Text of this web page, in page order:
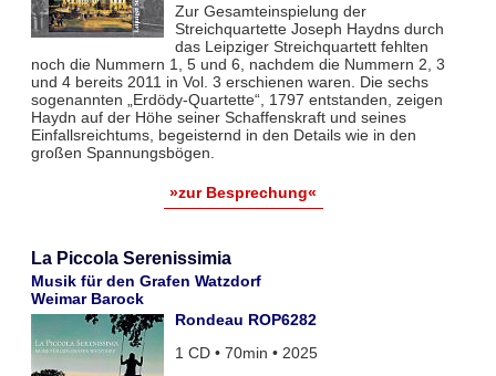
Zur Gesamteinspielung der
Streichquartette Joseph Haydns durch
das Leipziger Streichquartett fehlten
noch die Nummern 1, 5 und 6, nachdem die Nummern 2, 3
und 4 bereits 2011 in Vol. 3 erschienen waren. Die sechs
sogenannten „Erdödy-Quartette“, 1797 entstanden, zeigen
Haydn auf der Höhe seiner Schaffenskraft und seines
Einfallsreichtums, begeisternd in den Details wie in den
großen Spannungsbögen.
»zur Besprechung«
La Piccola Serenissimia
Musik für den Grafen Watzdorf
Weimar Barock
Rondeau ROP6282
1 CD • 70min • 2025